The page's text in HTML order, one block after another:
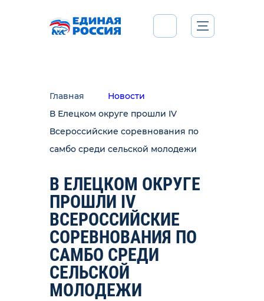
Главная
Новости
В Елецком округе прошли IV
Всероссийские соревнования по
самбо среди сельской молодежи
В ЕЛЕЦКОМ ОКРУГЕ
ПРОШЛИ IV
ВСЕРОССИЙСКИЕ
СОРЕВНОВАНИЯ ПО
САМБО СРЕДИ
СЕЛЬСКОЙ
МОЛОДЕЖИ